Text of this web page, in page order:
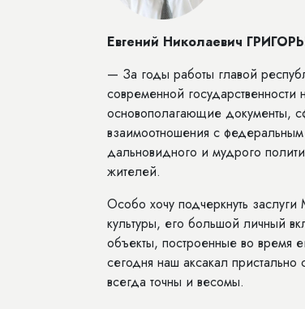
Евгений Николаевич
— За годы работы главой
современной
основополагающие документы,
взаимоотношения с
дальновидного и мудрого
жителей.
Особо хочу подчеркнуть
культуры, его большой личный
объекты, построенные во время
сегодня наш аксакал
всегда точны и весомы.